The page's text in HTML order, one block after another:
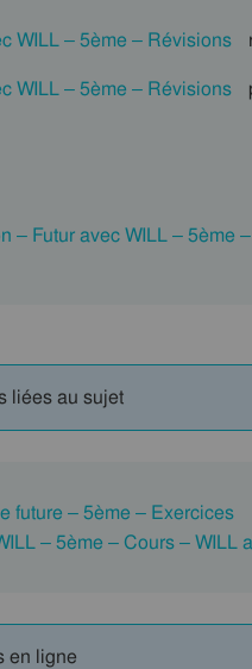
WILL – 5ème – Révisions
WILL – 5ème – Révisions
– Futur avec WILL – 5ème
liées au sujet
future – 5ème – Exercices
– 5ème – Cours – WILL
en ligne